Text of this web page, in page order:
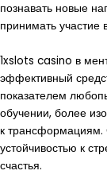
познавать новые
принимать участие
1xslots casino в
эффективный
показателем
обучении, более
к трансформациям.
устойчивостью к
счастья.